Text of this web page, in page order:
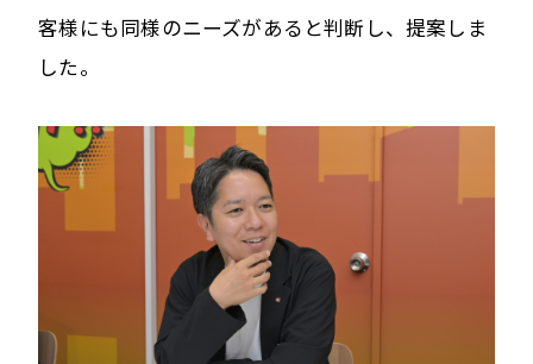
客様にも同様のニーズがあると判断し、提案しま
した。